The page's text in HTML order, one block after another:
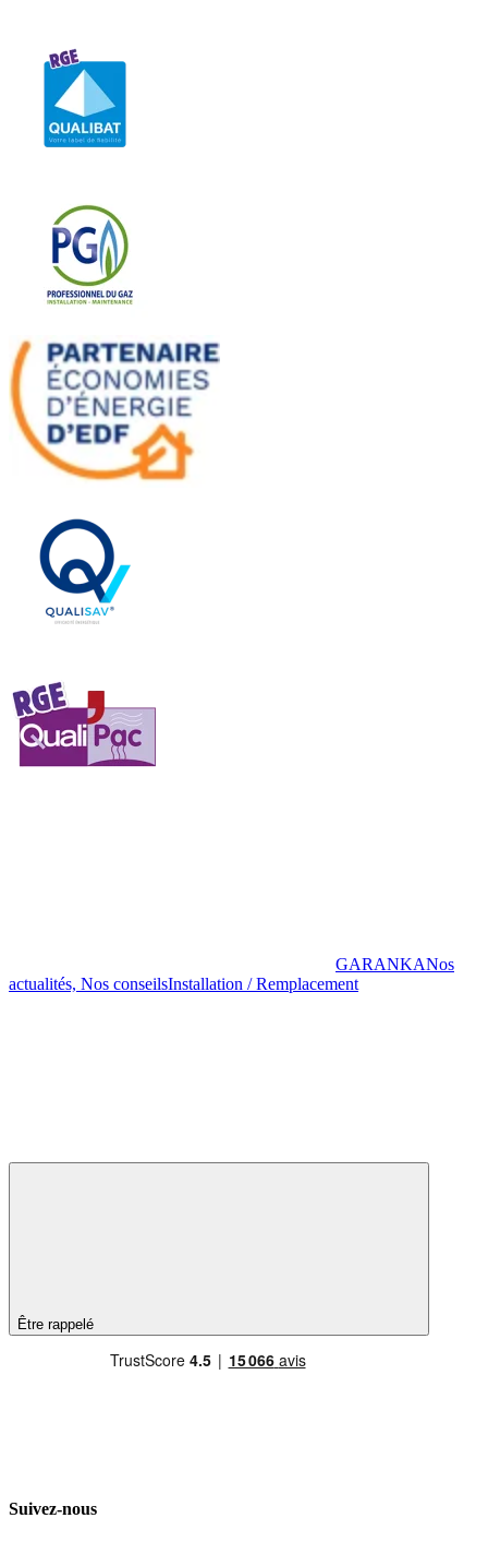
GARANKANos
actualités, Nos conseilsInstallation / Remplacement
Être rappelé
Suivez-nous